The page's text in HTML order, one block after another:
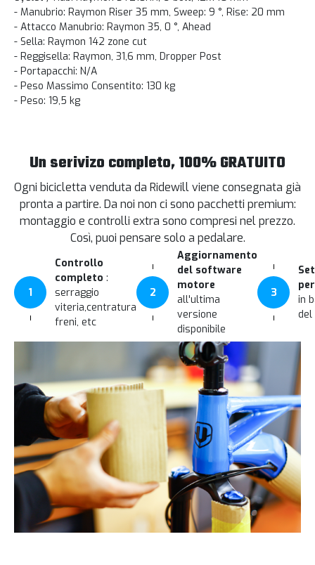
- Manubrio: Raymon Riser 35 mm, Sweep: 9 °, Rise: 20 mm
- Attacco Manubrio: Raymon 35, 0 °, Ahead
- Sella: Raymon 142 zone cut
- Reggisella: Raymon, 31,6 mm, Dropper Post
- Portapacchi: N/A
- Peso Massimo Consentito: 130 kg
- Peso: 19,5 kg
Un serivizo completo, 100% GRATUITO
Ogni bicicletta venduta da Ridewill viene consegnata già
pronta a partire. Da noi non ci sono pacchetti premium:
montaggio e controlli extra sono compresi nel prezzo.
Così, puoi pensare solo a pedalare.
1
Controllo
completo :
serraggio
viteria,centratura
freni, etc
2
Aggiornamento
del software
motore
all'ultima
versione
disponibile
3
in
del